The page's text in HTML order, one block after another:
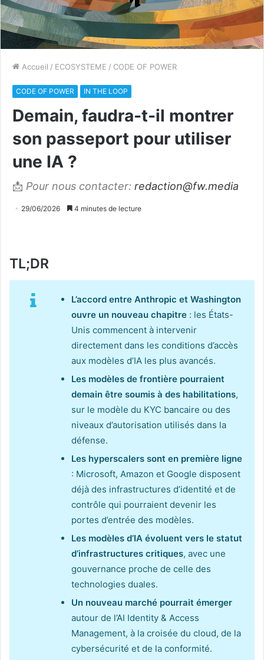
Accueil / ECOSYSTEME / CODE OF POWER
CODE OF POWER IN THE LOOP
Demain, faudra-t-il montrer
son passeport pour utiliser
une IA ?
📩 Pour nous contacter: redaction@fw.media
29/06/2026 4 minutes de lecture
TL;DR
L’accord entre Anthropic et Washington
ouvre un nouveau chapitre : les États-
Unis commencent à intervenir
directement dans les conditions d’accès
aux modèles d’IA les plus avancés.
Les modèles de frontière pourraient
demain être soumis à des habilitations,
sur le modèle du KYC bancaire ou des
niveaux d’autorisation utilisés dans la
défense.
Les hyperscalers sont en première ligne
: Microsoft, Amazon et Google disposent
déjà des infrastructures d’identité et de
contrôle qui pourraient devenir les
portes d’entrée des modèles.
Les modèles d’IA évoluent vers le statut
d’infrastructures critiques, avec une
gouvernance proche de celle des
technologies duales.
Un nouveau marché pourrait émerger
autour de l’AI Identity & Access
Management, à la croisée du cloud, de la
cybersécurité et de la conformité.